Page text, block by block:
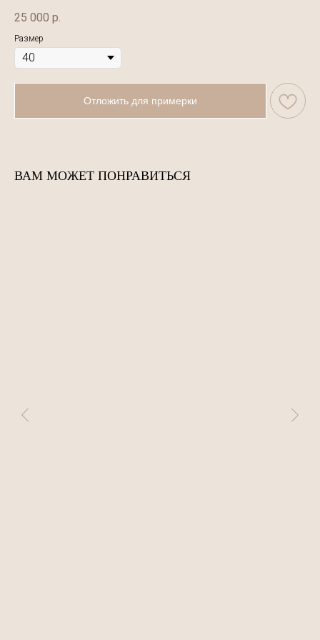
25 000 р.
Размер
Отложить для примерки
ВАМ МОЖЕТ ПОНРАВИТЬСЯ